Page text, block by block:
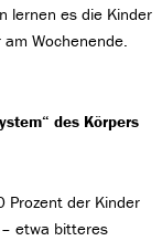
lernen es die Kinder
Wochenende.
des Körpers
Prozent der Kinder
etwa bitteres